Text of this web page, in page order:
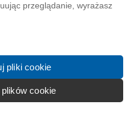
przeglądanie, wyrażasz
pliki cookie
cookie